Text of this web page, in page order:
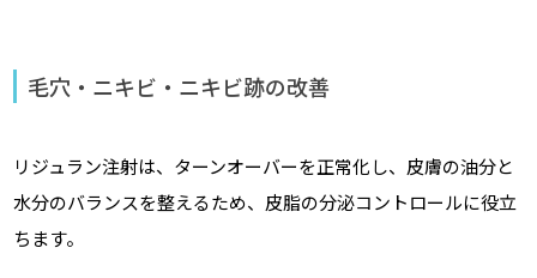
毛穴・ニキビ・ニキビ跡の改善
リジュラン注射は、ターンオーバーを正常化し、皮膚の油分と
水分のバランスを整えるため、皮脂の分泌コントロールに役立
ちます。